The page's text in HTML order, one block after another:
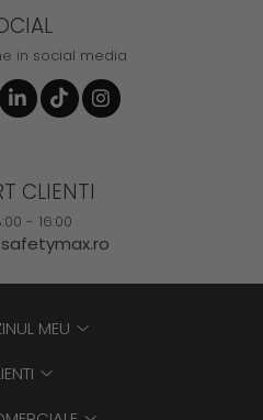
in social media
CLIENTI
- 16:00
MEU